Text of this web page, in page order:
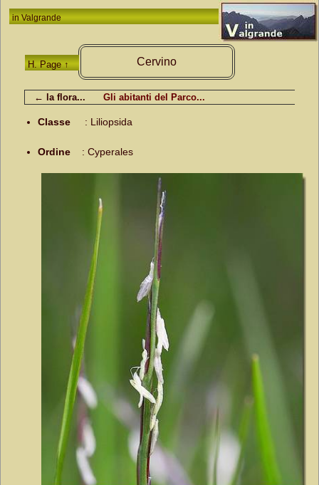
in Valgrande
H. Page ↑ Cervino
← la flora... Gli abitanti del Parco...
Classe : Liliopsida
Ordine : Cyperales